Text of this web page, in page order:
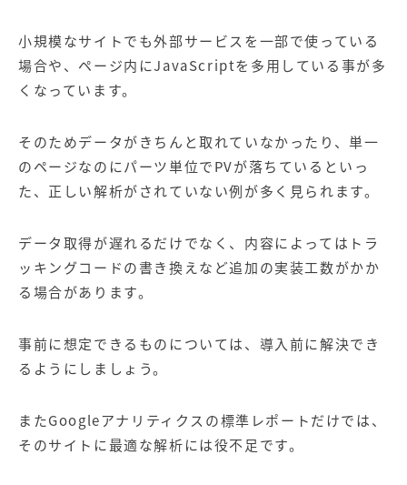
小規模なサイトでも外部サービスを一部で使っている
場合や、ページ内にJavaScriptを多用している事が多
くなっています。
そのためデータがきちんと取れていなかったり、単一
のページなのにパーツ単位でPVが落ちているといっ
た、正しい解析がされていない例が多く見られます。
データ取得が遅れるだけでなく、内容によってはトラ
ッキングコードの書き換えなど追加の実装工数がかか
る場合があります。
事前に想定できるものについては、導入前に解決でき
るようにしましょう。
またGoogleアナリティクスの標準レポートだけでは、
そのサイトに最適な解析には役不足です。